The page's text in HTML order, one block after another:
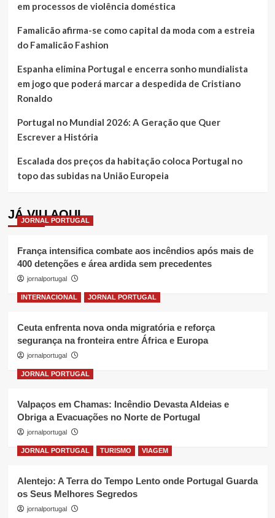
em processos de violência doméstica
Famalicão afirma-se como capital da moda com a estreia
do Famalicão Fashion
Espanha elimina Portugal e encerra sonho mundialista
em jogo que poderá marcar a despedida de Cristiano
Ronaldo
Portugal no Mundial 2026: A Geração que Quer
Escrever a História
Escalada dos preços da habitação coloca Portugal no
topo das subidas na União Europeia
JÁ VIU AQUI
JORNAL PORTUGAL
França intensifica combate aos incêndios após mais de
400 detenções e área ardida sem precedentes
jornalportugal
INTERNACIONAL JORNAL PORTUGAL
Ceuta enfrenta nova onda migratória e reforça
segurança na fronteira entre África e Europa
jornalportugal
JORNAL PORTUGAL
Valpaços em Chamas: Incêndio Devasta Aldeias e
Obriga a Evacuações no Norte de Portugal
jornalportugal
JORNAL PORTUGAL TURISMO VIAGEM
Alentejo: A Terra do Tempo Lento onde Portugal Guarda
os Seus Melhores Segredos
jornalportugal